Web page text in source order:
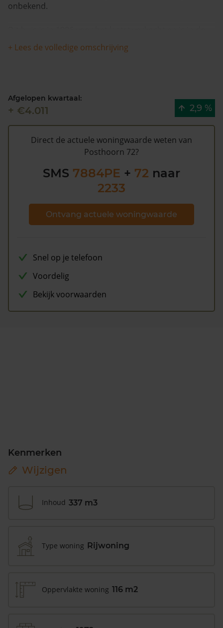
onbekend.
afgelopen 12 maanden met meer dan 9% in waarde
gestegen. De woning is na 1993 één keer van eigenaar
€103.000 (2020). Volgens Kadasterdata is de kans laag
dat deze waarde te hoog is en dat er bespaard zou
kunnen worden op de gemeentelijke belastingen. Met
gratis WOZ alarmbent u elk jaar op de hoogte van
uw laatste WOZ waarde en kansen op besparing.
+ Lees de volledige omschrijving
Afgelopen kwartaal:
+ €4.011 2,9 %
Direct de actuele woningwaarde weten van
Posthoorn 72?
SMS 7884PE + 72 naar
2233
Ontvang actuele woningwaarde
Snel op je telefoon
Voordelig
Bekijk voorwaarden
Kenmerken
Wijzigen
Inhoud 337 m3
Type woning Rijwoning
Oppervlakte woning 116 m2